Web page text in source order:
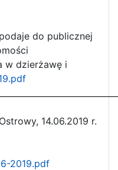
do publicznej
w dzierżawę i
14.06.2019 r.
2019.pdf